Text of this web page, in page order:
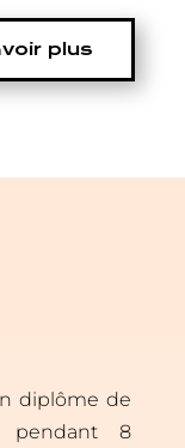
plus
diplôme de
pendant 8